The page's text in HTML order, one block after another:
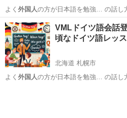
よく 外国人の方が日本語を勉強… の話し
を上手に話… りますがそのことも外国人
東京 台東区 その他語学 VML
VMLドイツ語会話
頃なドイツ語レッ
北海道 札幌市
よく 外国人の方が日本語を勉強… の話し